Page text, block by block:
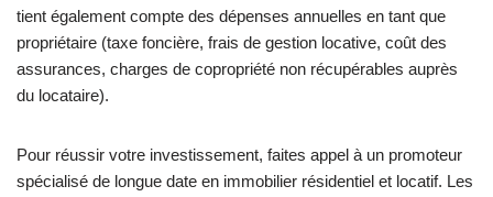
tient également compte des dépenses annuelles en tant que
propriétaire (taxe foncière, frais de gestion locative, coût des
assurances, charges de copropriété non récupérables auprès
du locataire).
Pour réussir votre investissement, faites appel à un promoteur
spécialisé de longue date en immobilier résidentiel et locatif. Les